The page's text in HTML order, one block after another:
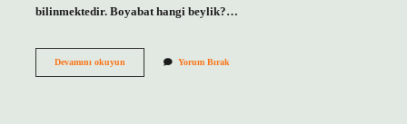
bilinmektedir. Boyabat hangi beylik?…
Devamını okuyunSinop
Yorum Bırak